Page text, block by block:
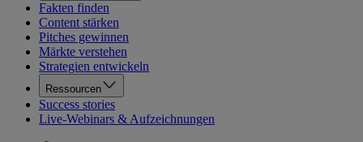
Fakten finden
Content stärken
Pitches gewinnen
Märkte verstehen
Strategien entwickeln
Ressourcen
Success stories
Live-Webinars & Aufzeichnungen